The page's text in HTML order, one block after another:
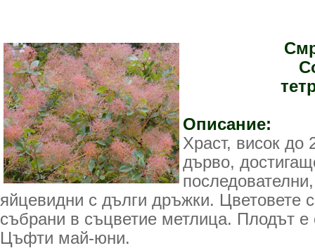
Описание:
Храст, висок до
дърво,
яйцевидни с дълги дръжки. Цветовете
събрани в съцветие метлица. Плодът е
Цъфти май-юни.